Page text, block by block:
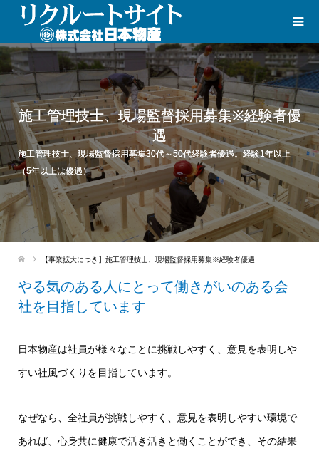
施工管理技士、現場監督採用募集※経験者優
遇
施工管理技士、現場監督採用募集30代～50代経験者優遇。経験1年以上
（5年以上は優遇）
【事業拡大につき】施工管理技士、現場監督採用募集※経験者優遇
やる気のある人にとって働きがいのある会
社を目指しています
日本物産は社員が様々なことに挑戦しやすく、意見を表明しや
すい社風づくりを目指しています。
なぜなら、全社員が挑戦しやすく、意見を表明しやすい環境で
あれば、心身共に健康で活き活きと働くことができ、その結果